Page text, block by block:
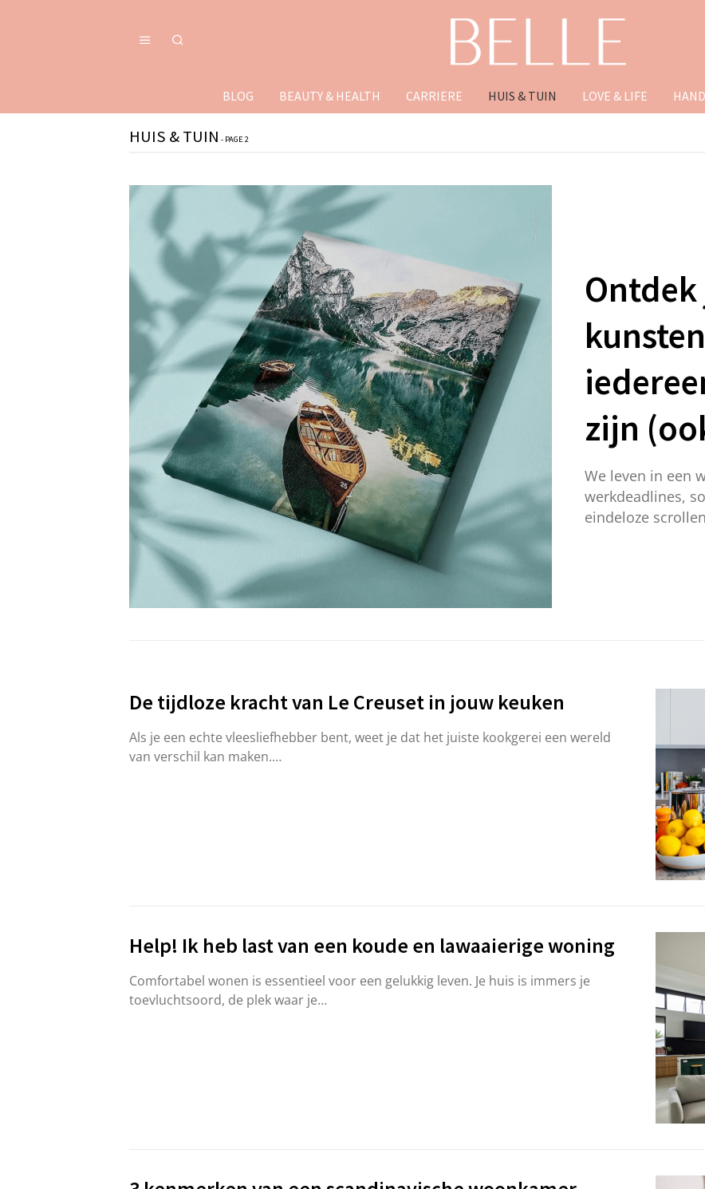
BLOG BEAUTY & HEALTH CARRIERE HUIS & TUIN LOVE & LIFE
HUIS & TUIN - PAGE 2
zijn
We leven in een
werkdeadlines,
eindeloze
De tijdloze kracht van Le Creuset in jouw keuken
Als je een echte vleesliefhebber bent, weet je dat het juiste kookgerei een wereld
van verschil kan maken.…
Help! Ik heb last van een koude en lawaaierige woning
Comfortabel wonen is essentieel voor een gelukkig leven. Je huis is immers je
toevluchtsoord, de plek waar je…